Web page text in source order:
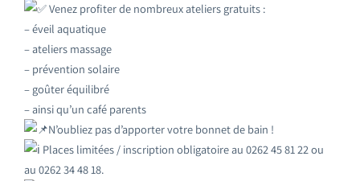
Venez profiter de nombreux ateliers gratuits :
– éveil aquatique
– ateliers massage
– prévention solaire
– goûter équilibré
– ainsi qu’un café parents
N’oubliez pas d’apporter votre bonnet de bain !
Places limitées / inscription obligatoire au 0262 45 81 22 ou
au 0262 34 48 18.